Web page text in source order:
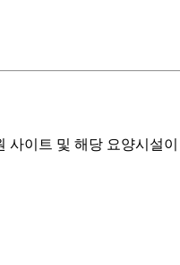
이트 및 해당 요양시설